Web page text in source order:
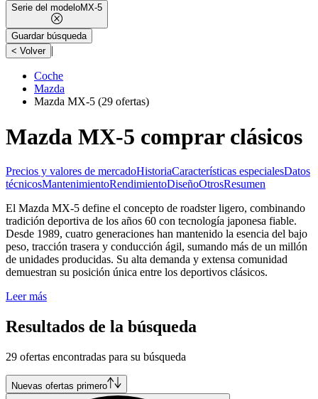
Serie del modeloMX-5
Guardar búsqueda
< Volver |
Coche
Mazda
Mazda MX-5 (29 ofertas)
Mazda MX-5 comprar clásicos
Precios y valores de mercadoHistoriaCaracterísticas especialesDatos
técnicosMantenimientoRendimientoDiseñoOtrosResumen
El Mazda MX-5 define el concepto de roadster ligero, combinando
tradición deportiva de los años 60 con tecnología japonesa fiable.
Desde 1989, cuatro generaciones han mantenido la esencia del bajo
peso, tracción trasera y conducción ágil, sumando más de un millón
de unidades producidas. Su alta demanda y extensa comunidad
demuestran su posición única entre los deportivos clásicos.
Leer más
Resultados de la búsqueda
29 ofertas encontradas para su búsqueda
Nuevas ofertas primero